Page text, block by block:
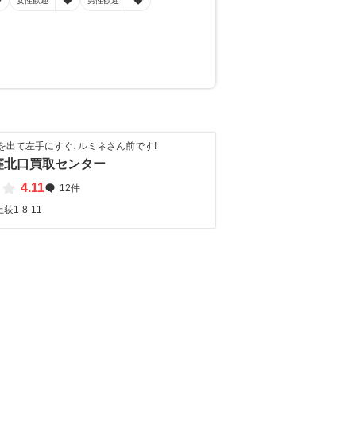
出て左手にすぐ､ルミネさん前です!
北口買取センター
4.11
12件
荻1-8-11